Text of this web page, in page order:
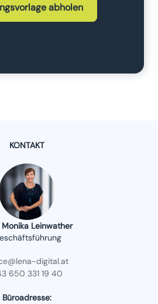
abholen
KONTAKT
Monika Leinwather
digital.at
650 331 19 40
Büroadresse: